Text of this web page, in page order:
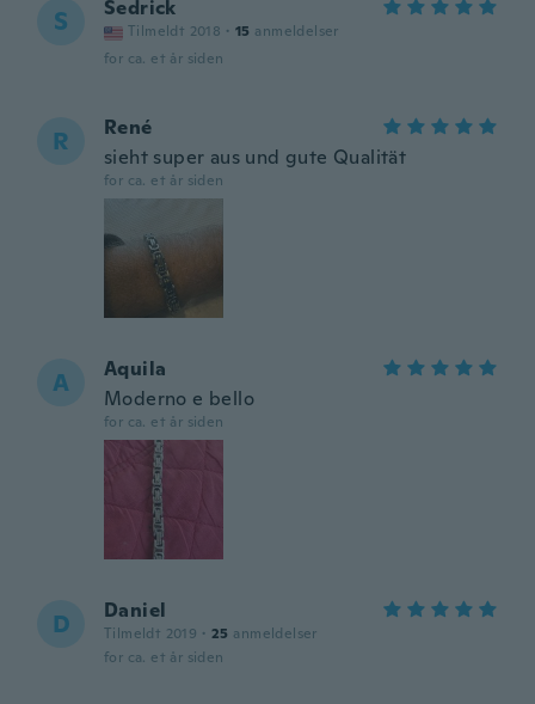
S Sedrick
Tilmeldt 2018 · 15 anmeldelser
for ca. et år siden
R
René
sieht super aus und gute Qualität
for ca. et år siden
A
Aquila
Moderno e bello
for ca. et år siden
D Daniel
Tilmeldt 2019 · 25 anmeldelser
for ca. et år siden